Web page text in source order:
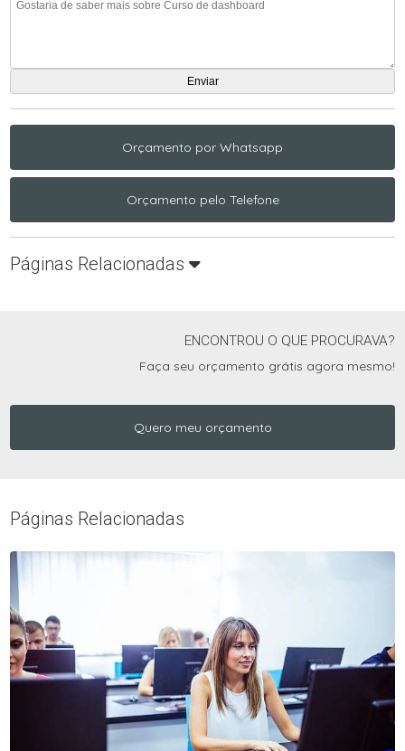
Orçamento por Whatsapp
Orçamento pelo Telefone
Páginas Relacionadas
ENCONTROU O QUE PROCURAVA?
Faça seu orçamento grátis agora mesmo!
Quero meu orçamento
Páginas Relacionadas